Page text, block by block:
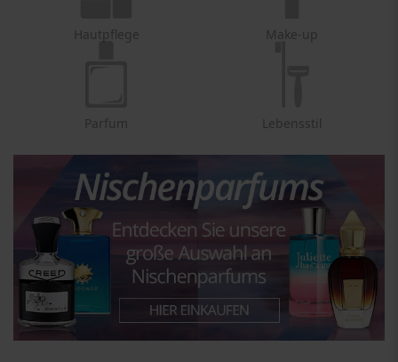
Hautpflege Make-up
Parfum Lebensstil